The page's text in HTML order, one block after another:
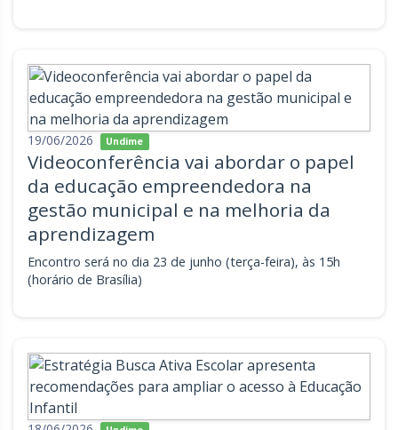
19/06/2026 Undime
Videoconferência vai abordar o papel
da educação empreendedora na
gestão municipal e na melhoria da
aprendizagem
Encontro será no dia 23 de junho (terça-feira), às 15h
(horário de Brasília)